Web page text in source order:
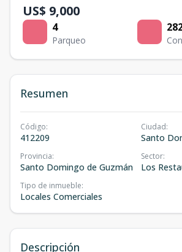
US$ 9,000
4
Parqueo
Resumen
Código:
412209
Ciudad:
Santo
Provincia:
Santo Domingo de Guzmán
Sector:
Los
Tipo de inmueble:
Locales Comerciales
Descripción